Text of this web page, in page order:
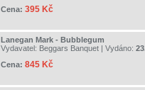
Cena: 395 Kč
Lanegan Mark - Bubblegum
Vydavatel: Beggars Banquet | Vydáno:
Cena: 845 Kč